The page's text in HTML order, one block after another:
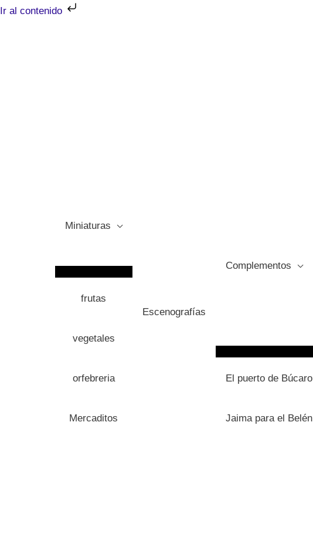
Ir al contenido
Ir
Miniaturas
frutas
vegetales
orfebreria
Mercaditos
Escenografías
Complementos
El puerto de Búcaro
Jaima para el Belén